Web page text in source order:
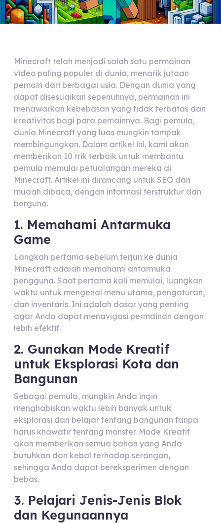
Minecraft telah menjadi salah satu permainan
video paling populer di dunia, menarik jutaan
pemain dari berbagai usia. Dengan dunia yang
dapat disesuaikan sepenuhnya, permainan ini
menawarkan kebebasan yang tidak terbatas dan
kreativitas bagi para pemainnya. Bagi pemula,
dunia Minecraft yang luas mungkin tampak
membingungkan. Dalam artikel ini, kami akan
memberikan 10 trik terbaik untuk membantu
pemula memulai petualangan mereka di
Minecraft. Artikel ini dirancang untuk SEO dan
mudah dibaca, dengan informasi terstruktur dan
berguna.
1. Memahami Antarmuka
Game
Langkah pertama sebelum terjun ke dunia
Minecraft adalah memahami antarmuka
pengguna. Saat pertama kali memulai, luangkan
waktu untuk mengenal menu utama, pengaturan,
dan inventaris. Ini adalah dasar yang penting
agar Anda dapat menavigasi permainan dengan
lebih efektif.
2. Gunakan Mode Kreatif
untuk Eksplorasi Kota dan
Bangunan
Sebagai pemula, mungkin Anda ingin
menghabiskan waktu lebih banyak untuk
eksplorasi dan belajar tentang bangunan tanpa
harus khawatir tentang monster. Mode Kreatif
akan memberikan semua bahan yang Anda
butuhkan dan kebal terhadap serangan,
sehingga Anda dapat bereksperimen dengan
bebas.
3. Pelajari Jenis-Jenis Blok
dan Kegunaannya